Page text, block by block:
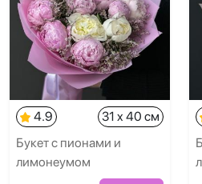
4.9
31 x 40 см
Букет с пионами и
лимонеумом